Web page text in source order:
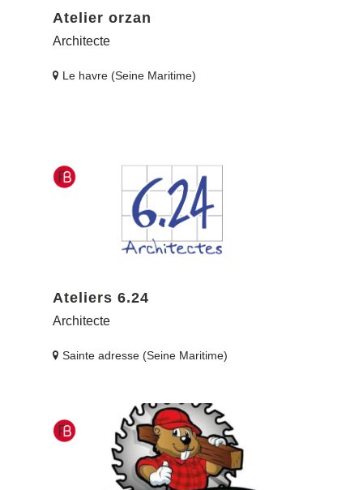
Atelier orzan
Architecte
Le havre (Seine Maritime)
Ateliers 6.24
Architecte
Sainte adresse (Seine Maritime)